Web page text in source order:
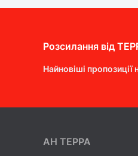
Розсилання від
Найновіші пропозиції
AH ТEPPA